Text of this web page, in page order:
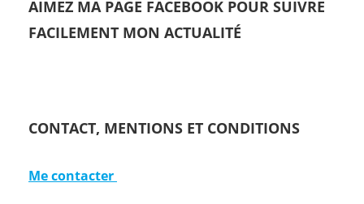
AIMEZ MA PAGE FACEBOOK POUR SUIVRE
FACILEMENT MON ACTUALITÉ
CONTACT, MENTIONS ET CONDITIONS
Me contacter